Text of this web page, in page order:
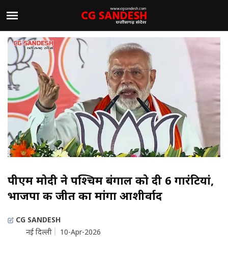
पीएम मोदी ने पश्चिम बंगाल को दी 6 गारंटियां,
भाजपा की जीत का मांगा आशीर्वाद
CG SANDESH
नई दिल्ली
10-Apr-2026